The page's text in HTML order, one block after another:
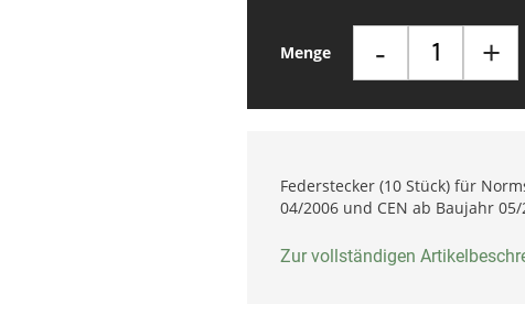
Menge - +
Federstecker (10 Stück) für
04/2006 und CEN ab Baujahr
Zur vollständigen